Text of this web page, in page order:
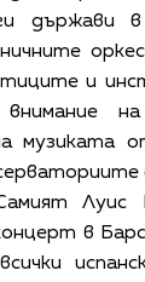
държави в
и
на
музиката
Луис
в